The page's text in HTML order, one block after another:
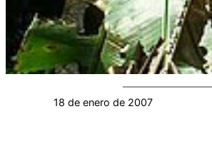
18 de enero de 2007